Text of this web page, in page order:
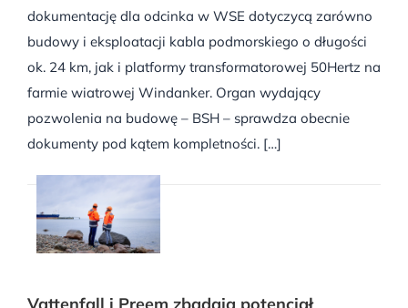
dokumentację dla odcinka w WSE dotyczycą zarówno
budowy i eksploatacji kabla podmorskiego o długości
ok. 24 km, jak i platformy transformatorowej 50Hertz na
farmie wiatrowej Windanker. Organ wydający
pozwolenia na budowę – BSH – sprawdza obecnie
dokumenty pod kątem kompletności. […]
Vattenfall i Preem zbadają potencjał